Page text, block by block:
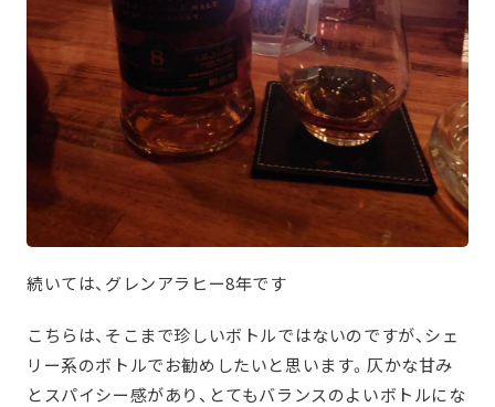
続いては、グレンアラヒー8年です
こちらは、そこまで珍しいボトルではないのですが、シェ
リー系のボトルでお勧めしたいと思います。仄かな甘み
とスパイシー感があり、とてもバランスのよいボトルにな